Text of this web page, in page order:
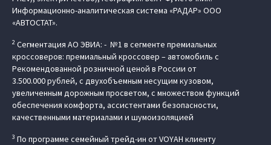
Информационно-аналитическая система «РАДАР» ООО
«АВТОСТАТ».
2 Сегментация АО ЭВИА: - №1 в сегменте премиальных
кроссоверов: премиальный кроссовер – автомобиль c
Рекомендованной розничной ценой в России от
3.500.000 рублей, с двухобъемным несущим кузовом,
увеличенным дорожным просветом, с множеством функций
обеспечения комфорта, ассистентами безопасности,
качественными материалами и шумоизоляцией
3 По программе семейный трейд-ин от VOYAH клиенту